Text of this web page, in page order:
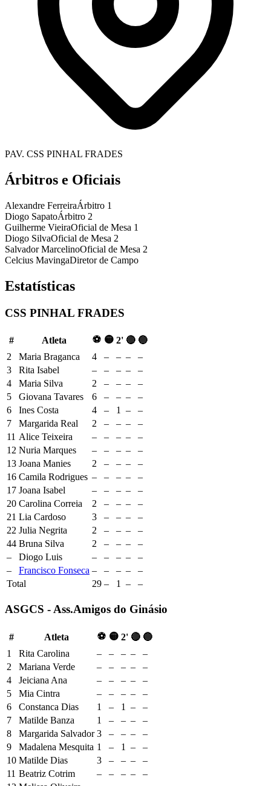
PAV. CSS PINHAL FRADES
Árbitros e Oficiais
Alexandre FerreiraÁrbitro 1
Diogo SapatoÁrbitro 2
Guilherme VieiraOficial de Mesa 1
Diogo SilvaOficial de Mesa 2
Salvador MarcelinoOficial de Mesa 2
Celcius MavingaDiretor de Campo
Estatísticas
CSS PINHAL FRADES
# Atleta ⚽ 🟡 2' 🔴 🔵
2
Maria Braganca 4 – – –
–
3
Rita Isabel – – – –
–
4
Maria Silva 2 – – –
–
5
Giovana Tavares 6 – – –
–
6
Ines Costa 4 – 1 –
–
7
Margarida Real 2 – – –
–
11 Alice Teixeira – – – –
–
12 Nuria Marques – – – –
–
13 Joana Manies 2 – – –
–
16 Camila Rodrigues – – – –
–
17 Joana Isabel – – – –
–
20 Carolina Correia 2 – – –
–
21 Lia Cardoso 3 – – –
–
22 Julia Negrita 2 – – –
–
44 Bruna Silva 2 – – –
–
–
Diogo Luis – – – –
–
–
Francisco Fonseca – – – –
–
Total
29 – 1 – –
ASGCS - Ass.Amigos do Ginásio
# Atleta ⚽ 🟡 2' 🔴 🔵
1
Rita Carolina – – – –
–
2
Mariana Verde – – – –
–
4
Jeiciana Ana – – – –
–
5
Mia Cintra – – – –
–
6
Constanca Dias 1 – 1 –
–
7
Matilde Banza 1 – – –
–
8
Margarida Salvador 3 – – –
–
9
Madalena Mesquita 1 – 1 –
–
10 Matilde Dias 3 – – –
–
11 Beatriz Cotrim – – – –
–